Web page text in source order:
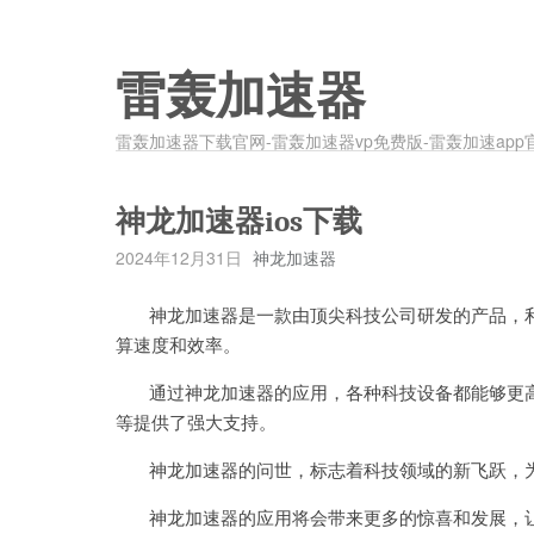
雷轰加速器
雷轰加速器下载官网-雷轰加速器vp免费版-雷轰加速app
神龙加速器ios下载
2024年12月31日 神龙加速器
神龙加速器是一款由顶尖科技公司研发的产品，
算速度和效率。
通过神龙加速器的应用，各种科技设备都能够更
等提供了强大支持。
神龙加速器的问世，标志着科技领域的新飞跃，
神龙加速器的应用将会带来更多的惊喜和发展，